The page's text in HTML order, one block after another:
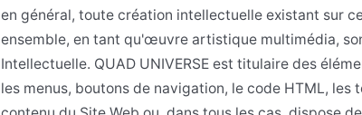
en général, toute création intellectuelle existant sur
ensemble, en tant qu'œuvre artistique multimédia,
Intellectuelle. QUAD UNIVERSE est titulaire des
les menus, boutons de navigation, le code HTML,